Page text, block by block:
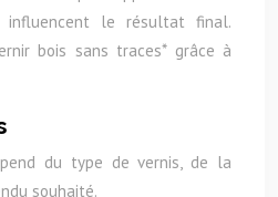
influencent le résultat final.
bois sans traces* grâce à
du type de vernis, de la
souhaité.